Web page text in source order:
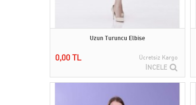
Uzun Turuncu Elbise
0,00 TL Ücretsiz Kargo
İNCELE